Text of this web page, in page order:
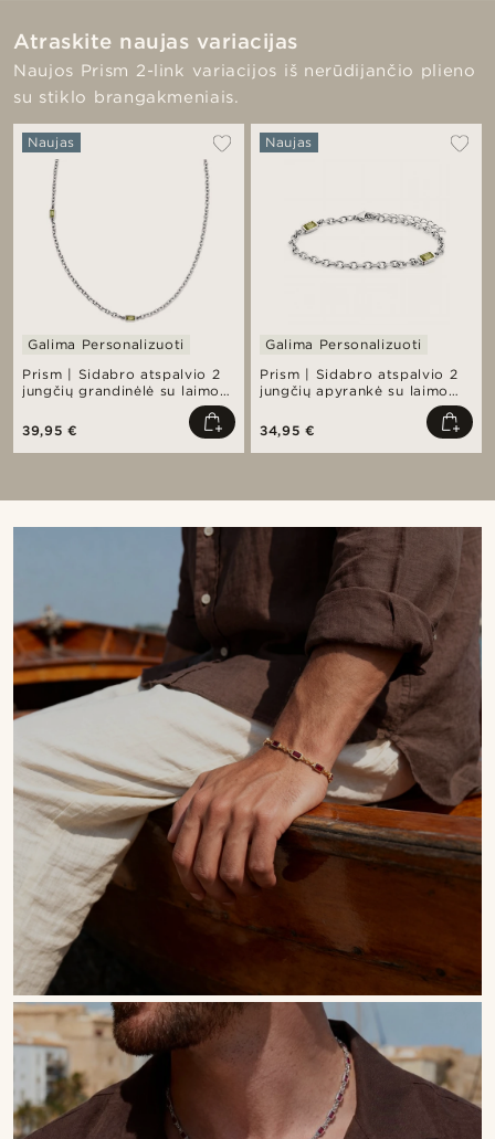
Atraskite naujas variacijas
Naujos Prism 2-link variacijos iš nerūdijančio plieno
su stiklo brangakmeniais.
Prism | Sidabro atspalvio 2
jungčių grandinėlė su laimo
Naujas
Galima Personalizuoti
39,95 €
Prism | Sidabro atspalvio 2
jungčių apyrankė su laimo
Naujas
Galima Personalizuoti
34,95 €